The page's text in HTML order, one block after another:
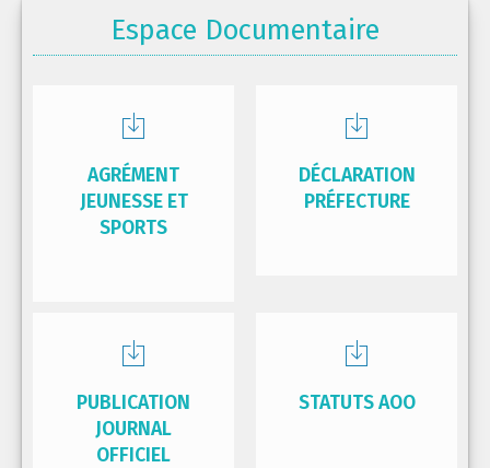
Espace Documentaire
AGRÉMENT
JEUNESSE ET
SPORTS
DÉCLARATION
PRÉFECTURE
PUBLICATION
JOURNAL
OFFICIEL
STATUTS AOO